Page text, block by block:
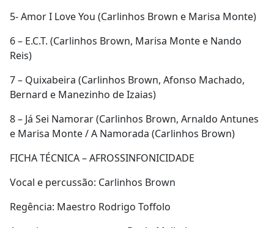
5- Amor I Love You (Carlinhos Brown e Marisa Monte)
6 – E.C.T. (Carlinhos Brown, Marisa Monte e Nando
Reis)
7 – Quixabeira (Carlinhos Brown, Afonso Machado,
Bernard e Manezinho de Izaias)
8 – Já Sei Namorar (Carlinhos Brown, Arnaldo Antunes
e Marisa Monte / A Namorada (Carlinhos Brown)
FICHA TÉCNICA – AFROSSINFONICIDADE
Vocal e percussão: Carlinhos Brown
Regência: Maestro Rodrigo Toffolo